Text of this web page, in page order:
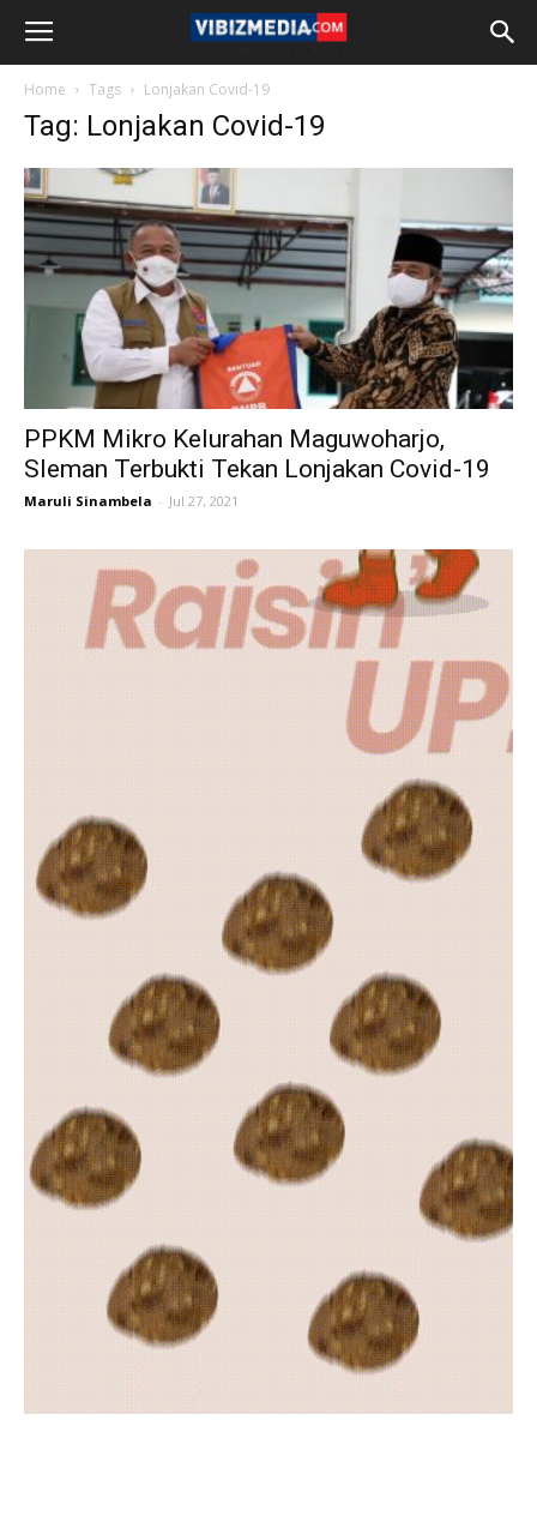
Home Tags Lonjakan Covid-19
Tag: Lonjakan Covid-19
PPKM Mikro Kelurahan Maguwoharjo,
Sleman Terbukti Tekan Lonjakan Covid-19
Maruli Sinambela - Jul 27, 2021